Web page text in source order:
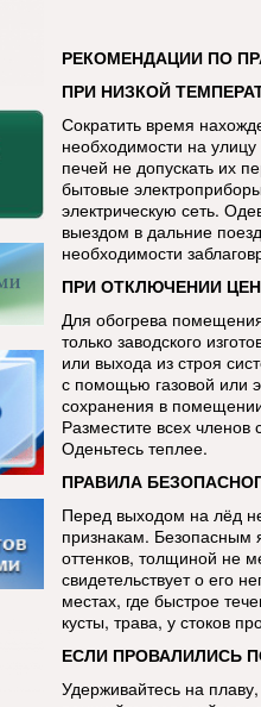
РЕКОМЕНДАЦИИ ПО
ПРИ НИЗКОЙ
Сократить время
необходимости на
печей не допускать их
бытовые
электрическую сеть.
выездом в дальние
необходимости
ПРИ ОТКЛЮЧЕНИИ
Для обогрева
только заводского
или выхода из строя
с помощью газовой или
сохранения в
Разместите всех
Оденьтесь теплее.
ПРАВИЛА
Перед выходом на лёд
признакам. Безопасным
оттенков, толщиной не
свидетельствует о его
местах, где быстрое
кусты, трава, у стоков
ЕСЛИ ПРОВАЛИЛИСЬ
Удерживайтесь на